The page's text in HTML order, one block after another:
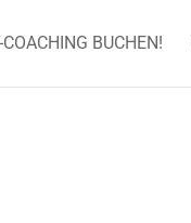
COACHING BUCHEN!